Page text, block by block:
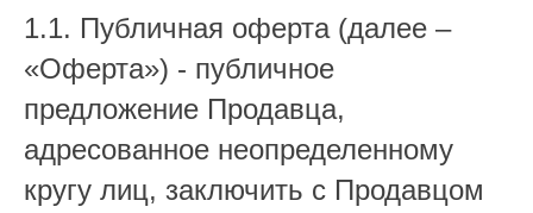
1.1. Публичная оферта (далее –
«Оферта») - публичное
предложение Продавца,
адресованное неопределенному
кругу лиц, заключить с Продавцом